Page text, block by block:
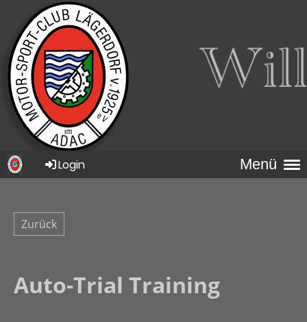
Menü
Login
Zurück
Auto-Trial Training